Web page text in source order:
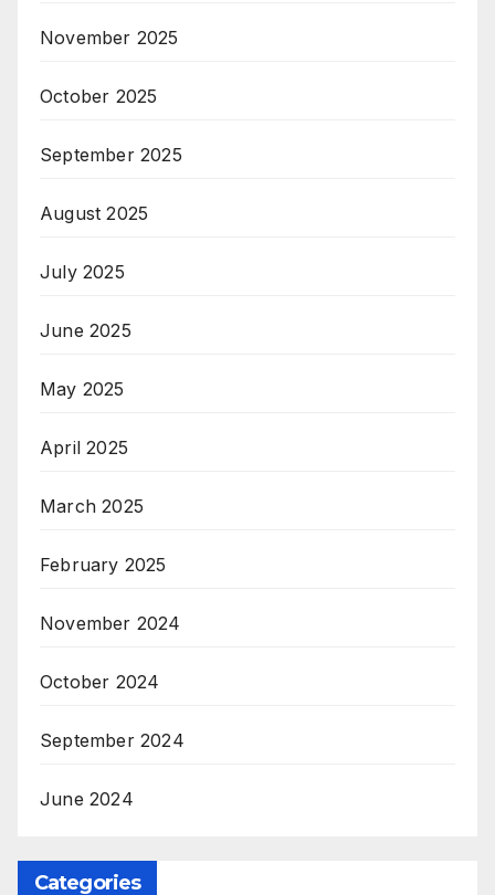
November 2025
October 2025
September 2025
August 2025
July 2025
June 2025
May 2025
April 2025
March 2025
February 2025
November 2024
October 2024
September 2024
June 2024
Categories